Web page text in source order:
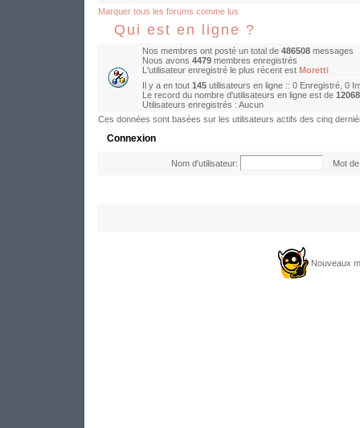
Marquer tous les forums comme lus
Qui est en ligne ?
Nos membres ont posté un total de 486508 messages
Nous avons 4479 membres enregistrés
L'utilisateur enregistré le plus récent est Moretti
Il y a en tout 145 utilisateurs en ligne :: 0 Enregistré, 0
Le record du nombre d'utilisateurs en ligne est de 12068
Utilisateurs enregistrés : Aucun
Ces données sont basées sur les utilisateurs actifs des cinq
Connexion
Nom d'utilisateur: Mot
Nouveaux